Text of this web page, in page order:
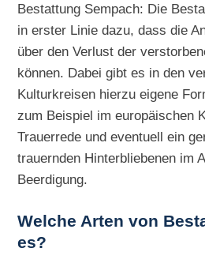
Bestattung Sempach: Die
in erster Linie dazu, dass die
über den Verlust der
können. Dabei gibt es in den
Kulturkreisen hierzu eigene
zum Beispiel im europäischen
Trauerrede und eventuell ein
trauernden Hinterbliebenen im
Beerdigung.
Welche Arten von
es?